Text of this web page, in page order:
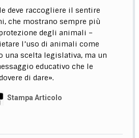
deve raccogliere il sentire
che mostrano sempre più
degli animali –
l’uso di animali come
una scelta legislativa, ma un
educativo che le
di dare».
Stampa Articolo